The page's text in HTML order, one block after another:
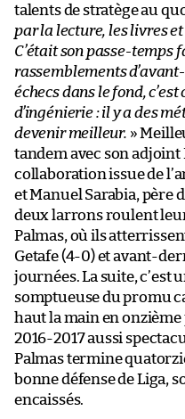
talents de stratège au
par la lecture, les livres et
C’était son passe-temps
rassemblements
échecs dans le fond,
d’ingénierie : il y a des
devenir meilleur. »
tandem avec son adjoint
collaboration issue de
et Manuel Sarabia, père
deux larrons roulent leur
Palmas, où ils
Getafe (4-0) et avant-
journées. La suite, c’est
somptueuse du promu
haut la main en
2016-2017 aussi
Palmas termine
bonne défense de Liga,
encaissés.